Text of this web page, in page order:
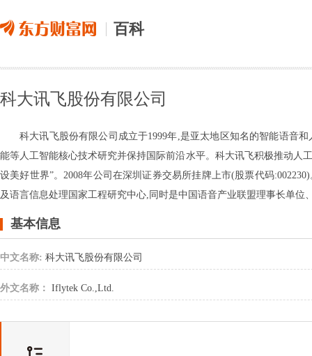
百科
科大讯飞股份有限公司
科大讯飞股份有限公司成立于1999年,是亚太地区知名的智能语音
能等人工智能核心技术研究并保持国际前沿水平。科大讯飞积极推动人
设美好世界”。2008年公司在深圳证券交易所挂牌上市(股票代码
及语言信息处理国家工程研究中心,同时是中国语音产业联盟理事长单
基本信息
中文名称: 科大讯飞股份有限公司
外文名称： Iflytek Co.,Ltd.